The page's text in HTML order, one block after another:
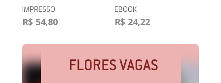
IMPRESSO
R$ 54,80
EBOOK
R$ 24,22